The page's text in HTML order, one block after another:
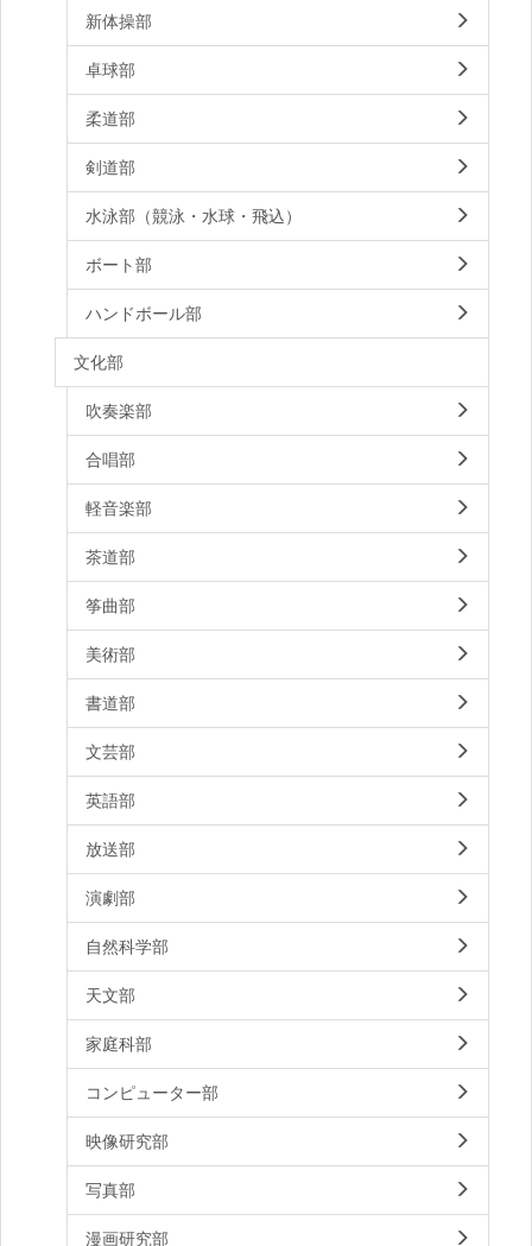
新体操部
卓球部
柔道部
剣道部
水泳部（競泳・水球・飛込）
ボート部
ハンドボール部
文化部
吹奏楽部
合唱部
軽音楽部
茶道部
筝曲部
美術部
書道部
文芸部
英語部
放送部
演劇部
自然科学部
天文部
家庭科部
コンピューター部
映像研究部
写真部
漫画研究部